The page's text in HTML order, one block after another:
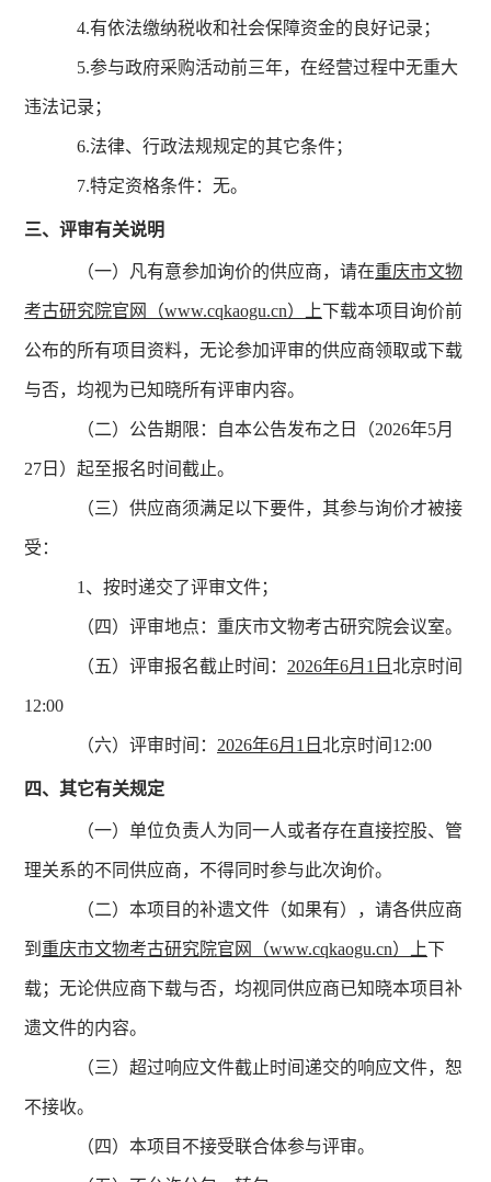
4.有依法缴纳税收和社会保障资金的良好记录；
5.参与政府采购活动前三年，在经营过程中无重大
违法记录；
6.法律、行政法规规定的其它条件；
7.特定资格条件：无。
三、评审有关说明
（一）凡有意参加询价的供应商，请在重庆市文物
考古研究院官网（www.cqkaogu.cn）上下载本项目询价前
公布的所有项目资料，无论参加评审的供应商领取或下载
与否，均视为已知晓所有评审内容。
（二）公告期限：自本公告发布之日（2026年5月
27日）起至报名时间截止。
（三）供应商须满足以下要件，其参与询价才被接
受：
1、按时递交了评审文件；
（四）评审地点：重庆市文物考古研究院会议室。
（五）评审报名截止时间： 2026年6月1日 北京时间
12:00
（六）评审时间： 2026年6月1日 北京时间12:00
四、其它有关规定
（一）单位负责人为同一人或者存在直接控股、管
理关系的不同供应商，不得同时参与此次询价。
（二）本项目的补遗文件（如果有），请各供应商
到 重庆市文物考古研究院官网（www.cqkaogu.cn）上下
载；无论供应商下载与否，均视同供应商已知晓本项目补
遗文件的内容。
（三）超过响应文件截止时间递交的响应文件，恕
不接收。
（四）本项目不接受联合体参与评审。